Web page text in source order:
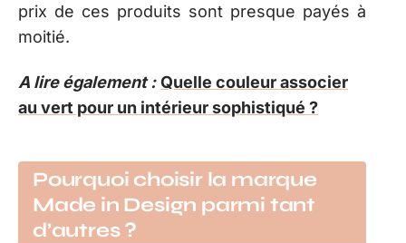
prix de ces produits sont presque payés à
moitié.
A lire également : Quelle couleur associer
au vert pour un intérieur sophistiqué ?
Pourquoi choisir la marque
Made in Design parmi tant
d’autres ?